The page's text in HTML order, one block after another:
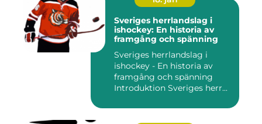
Sveriges herrlandslag i
ishockey: En historia av
framgång och spänning
Sveriges herrlandslag i
ishockey - En historia av
framgång och spänning
Introduktion Sveriges herr...